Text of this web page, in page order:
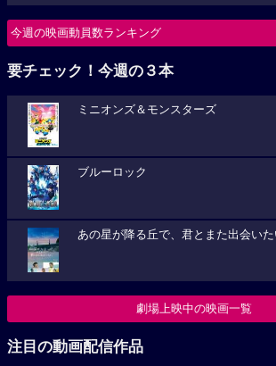
今週の映画動員数ランキング
要チェック！今週の３本
ミニオンズ＆モンスターズ
ブルーロック
あの星が降る丘で、君とまた出会いた
劇場上映中の映画一覧
注目の動画配信作品